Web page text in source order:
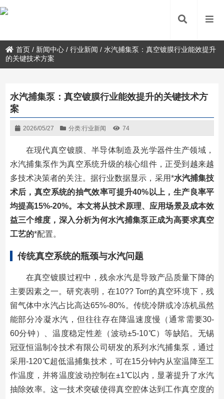
首页 / 新闻中心 /行业新闻 /水汽捕集泵：真空镀膜行业能效提升
的关键技术方案
水汽捕集泵：真空镀膜行业能效提升的关键技术方
案
2026/05/27 分类:行业新闻 74
在现代真空镀膜、半导体制造及光学器件生产领域，
水汽捕集泵作为真空系统升级的核心组件，正受到越来越
多技术决策者的关注。据行业数据显示，采用*水汽捕集技
术后，真空系统的抽气效率可提升40%以上，生产良率平
均提高15%-20%。本文将从技术原理、应用场景及成本效
益三个维度，深入分析为何水汽捕集泵正成为高要求真空
工艺的*配置。
传统真空系统的瓶颈与水汽问题
在真空镀膜过程中，残余水汽是导致产品质量下降的
主要因素之一。研究表明，在10?? Torr的真空环境下，残
留气体中水汽占比高达65%-80%。传统冷阱或冷冻机虽然
能部分冷凝水汽，但往往存在降温速度慢（通常需要30-
60分钟）、温度稳定性差（波动±5-10℃）等缺陷。无锡
冠亚恒温制冷技术有限公司研发的系列水汽捕集泵，通过
采用-120℃超低温捕集技术，可在15分钟内从室温降至工
作温度，并将温度波动控制在±1℃以内，显著提升了水汽
抽除效率。这一技术突破使得真空腔体达到工作真空度的